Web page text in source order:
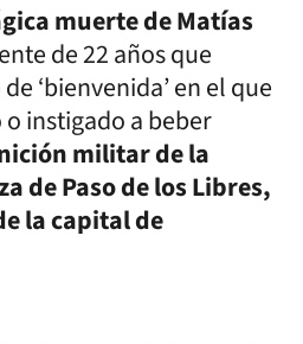
muerte de Matías
de 22 años que
‘bienvenida’ en el que
instigado a beber
militar de la
de Paso de los Libres,
la capital de